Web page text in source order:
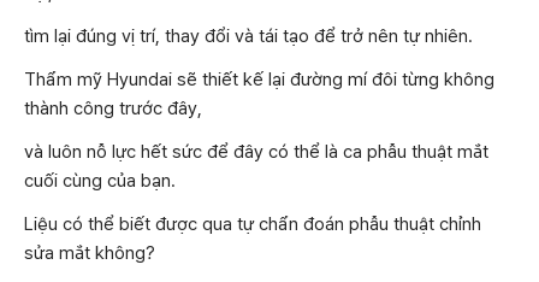
tìm lại đúng vị trí, thay đổi và tái tạo để trở nên tự nhiên.
Thẩm mỹ Hyundai sẽ thiết kế lại đường mí đôi từng không
thành công trước đây,
và luôn nỗ lực hết sức để đây có thể là ca phẫu thuật mắt
cuối cùng của bạn.
Liệu có thể biết được qua tự chẩn đoán phẫu thuật chỉnh
sửa mắt không?